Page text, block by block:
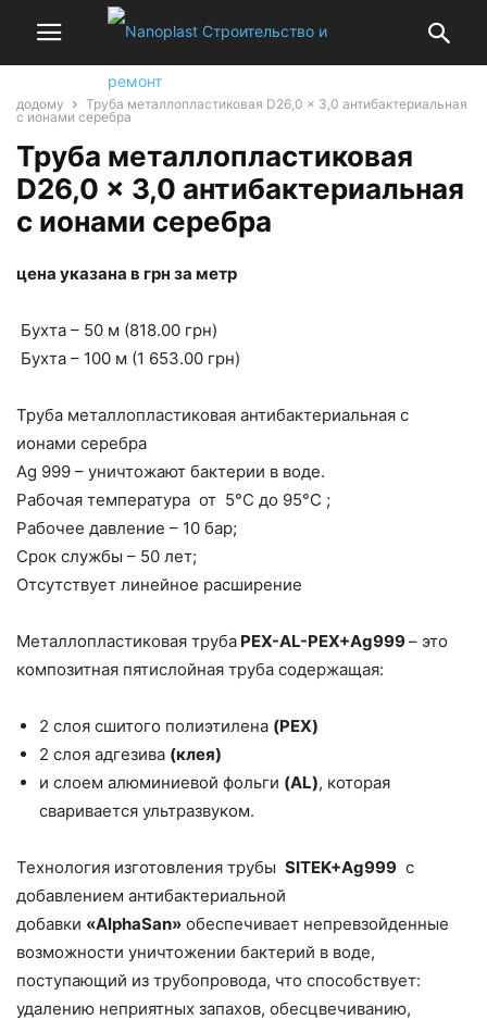
додому
Труба металлопластиковая D26,0 x 3,0 антибактериальная
с ионами серебра
Труба металлопластиковая
D26,0 x 3,0 антибактериальная
с ионами серебра
цена указана в грн за метр
Бухта – 50 м (818.00 грн)
Бухта – 100 м (1 653.00 грн)
Труба металлопластиковая антибактериальная с
ионами серебра
Ag 999 – уничтожают бактерии в воде.
Рабочая температура от 5°C до 95°C ;
Рабочее давление – 10 бар;
Срок службы – 50 лет;
Отсутствует линейное расширение
Металлопластиковая труба PEX-AL-PEX+Ag999– это
композитная пятислойная труба содержащая:
2 слоя сшитого полиэтилена (PEX)
2 слоя адгезива (клея)
и слоем алюминиевой фольги (AL), которая
сваривается ультразвуком.
Технология изготовления трубы SITEK+Ag999 с
добавлением антибакте­риальной
добавки «AlphaSan» обеспе­чивает непревзойденные
возможности уничтожении бактерий в воде,
поступающий из трубопровода, что способствует:
удалению неприятных запахов, обесцвечиванию,